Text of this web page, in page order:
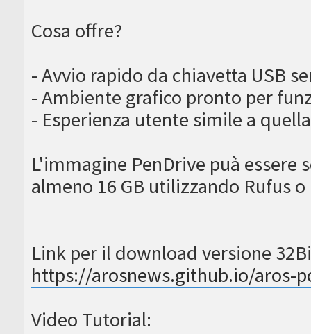
Cosa offre?
- Avvio rapido da chiavetta USB
- Ambiente grafico pronto per
- Esperienza utente simile a
L'immagine PenDrive puà essere
almeno 16 GB utilizzando Rufus
Link per il download versione
https://arosnews.github.io/aros-
Video Tutorial: